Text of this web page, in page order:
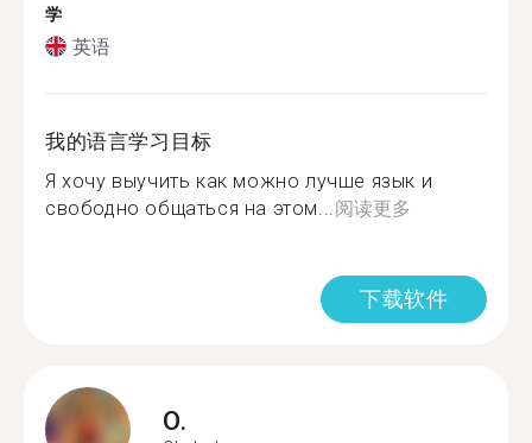
学
英语
我的语言学习目标
Я хочу выучить как можно лучше язык и
свободно общаться на этом... 阅读更多
下载软件
O.